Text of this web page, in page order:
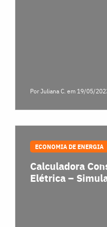
Por Juliana C. em 19/05/
ECONOMIA DE ENERGIA
Calculadora
Elétrica –